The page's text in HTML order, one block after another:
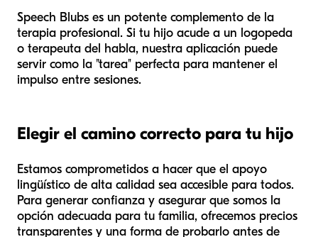
Speech Blubs es un potente complemento de la
terapia profesional. Si tu hijo acude a un logopeda
o terapeuta del habla, nuestra aplicación puede
servir como la "tarea" perfecta para mantener el
impulso entre sesiones.
Elegir el camino correcto para tu hijo
Estamos comprometidos a hacer que el apoyo
lingüístico de alta calidad sea accesible para todos.
Para generar confianza y asegurar que somos la
opción adecuada para tu familia, ofrecemos precios
transparentes y una forma de probarlo antes de